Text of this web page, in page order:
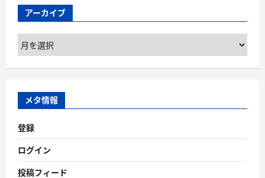
アーカイブ
ア
ー
カ
ブ
メタ情報
登録
ログイン
投稿フィード